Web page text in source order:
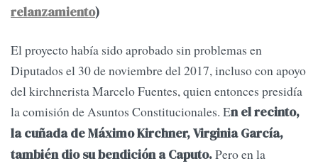
relanzamiento)
El proyecto había sido aprobado sin problemas en
Diputados el 30 de noviembre del 2017, incluso con apoyo
del kirchnerista Marcelo Fuentes, quien entonces presidía
la comisión de Asuntos Constitucionales. En el recinto,
la cuñada de Máximo Kirchner, Virginia García,
también dio su bendición a Caputo.Pero en la